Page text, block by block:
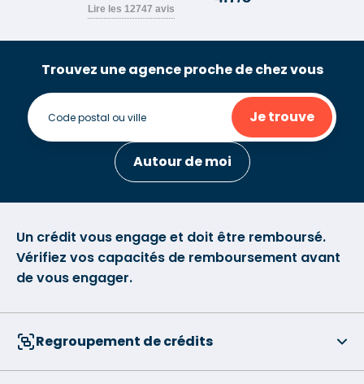
Trouvez une agence proche de chez vous
Je trouve
Autour de moi
Un crédit vous engage et doit être remboursé.
Vérifiez vos capacités de remboursement avant
de vous engager.
Regroupement de crédits